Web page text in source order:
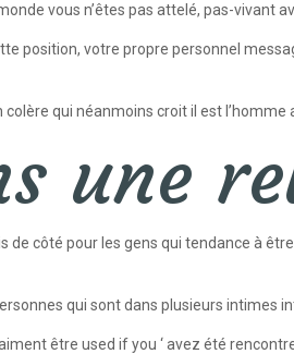
vous n’êtes pas attelé, pas-vivant
position, votre propre personnel
qui néanmoins croit il est l’homme
une
de côté pour les gens qui tendance à
qui sont dans plusieurs intimes
être used if you ‘ avez été